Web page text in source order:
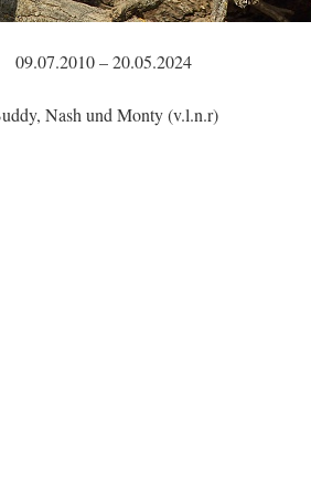
09.07.2010 – 20.05.2024
Nash und Monty (v.l.n.r)